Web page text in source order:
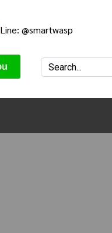
Line: @smartwasp